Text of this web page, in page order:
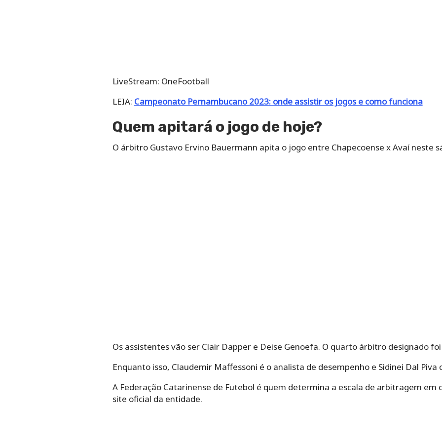
LiveStream: OneFootball
LEIA: Campeonato Pernambucano 2023: onde assistir os jogos e como funciona
Quem apitará o jogo de hoje?
O árbitro Gustavo Ervino Bauermann apita o jogo entre Chapecoense x Avaí neste
Os assistentes vão ser Clair Dapper e Deise Genoefa. O quarto árbitro designado foi
Enquanto isso, Claudemir Maffessoni é o analista de desempenho e Sidinei Dal Piva
A Federação Catarinense de Futebol é quem determina a escala de arbitragem em
site oficial da entidade.